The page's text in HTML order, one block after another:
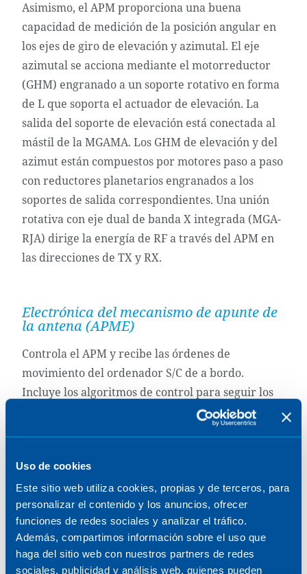
Uso de cookies
Este sitio web utiliza cookies, propias y de terceros, para
personalizar el contenido y los anuncios, ofrecer
funciones de redes sociales y analizar el tráfico.
Además, compartimos información sobre el uso que
haga del sitio web con nuestros partners de redes
sociales, publicidad y análisis web, quienes pueden
Asimismo, el APM proporciona una buena
capacidad de medición de la posición angular en
los ejes de giro de elevación y azimutal. El eje
azimutal se acciona mediante el motorreductor
(GHM) engranado a un soporte rotativo en forma
de L que soporta el actuador de elevación. La
salida del soporte de elevación está conectada al
mástil de la MGAMA. Los GHM de elevación y del
azimut están compuestos por motores paso a paso
con reductores planetarios engranados a los
soportes de salida correspondientes. Una unión
rotativa con eje dual de banda X integrada (MGA-
RJA) dirige la energía de RF a través del APM en
las direcciones de TX y RX.
Electrónica del mecanismo de apunte de
la antena (APME)
Controla el APM y recibe las órdenes de
movimiento del ordenador S/C de a bordo.
Incluye los algoritmos de control para seguir los
perfiles de movimiento requeridos y devuelve la
telemetría requerida que contiene información
Aparejo de conexión del APM al APME